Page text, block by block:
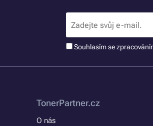
Souhlasím se
TonerPartner.cz
O nás